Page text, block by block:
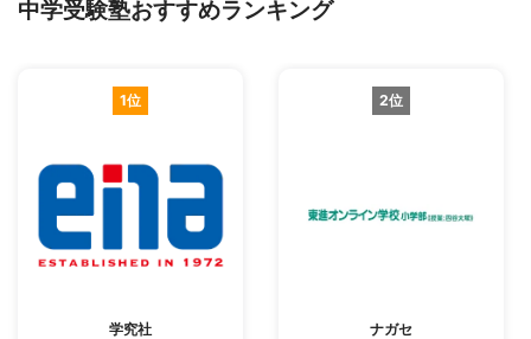
中学受験塾おすすめランキング
1位
学究社
2位
ナガセ